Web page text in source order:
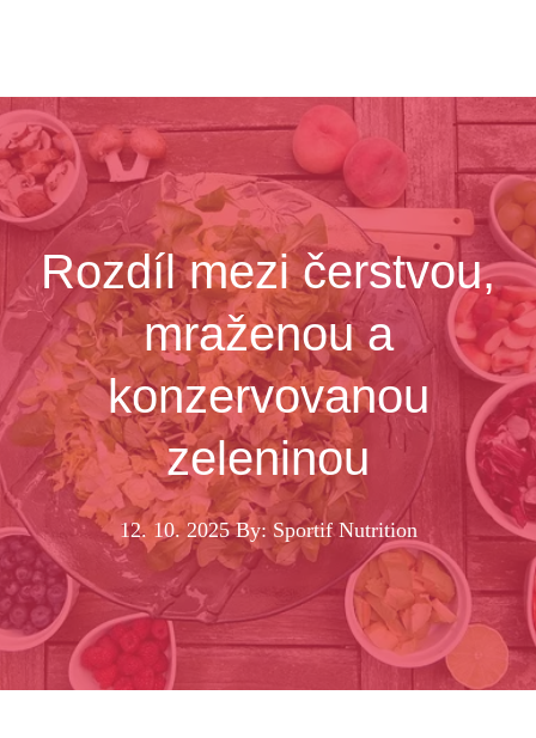
Rozdíl mezi čerstvou,
mraženou a
konzervovanou
zeleninou
12. 10. 2025 By: Sportif Nutrition